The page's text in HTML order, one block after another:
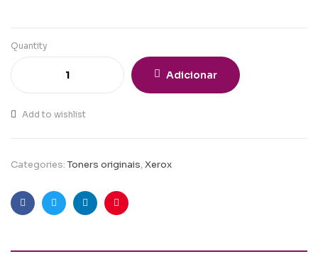
Quantity
Adicionar
Add to wishlist
Categories: Toners originais,Xerox
FacebookTwitterLinkedinPinterest